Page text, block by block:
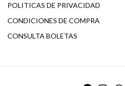
POLITICAS DE PRIVACIDAD
CONDICIONES DE COMPRA
CONSULTA BOLETAS